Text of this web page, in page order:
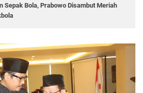
Sepak Bola, Prabowo Disambut Meriah